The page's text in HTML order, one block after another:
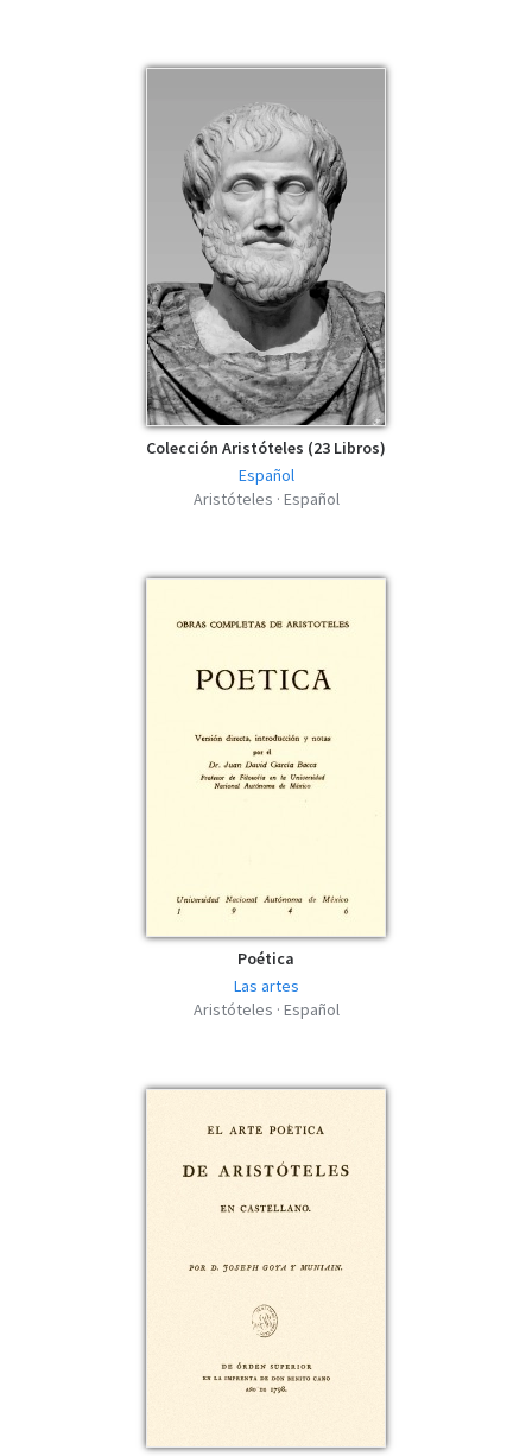
Colección Aristóteles (23 Libros)
Español
Aristóteles · Español
Poética
Las artes
Aristóteles · Español